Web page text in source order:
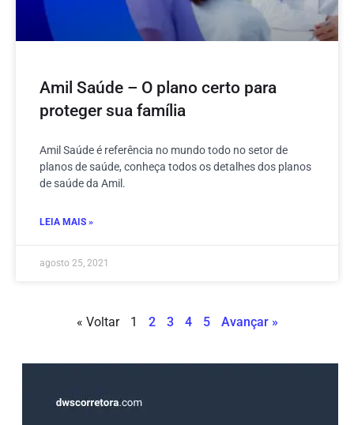
Amil Saúde – O plano certo para
proteger sua família
Amil Saúde é referência no mundo todo no setor de
planos de saúde, conheça todos os detalhes dos planos
de saúde da Amil.
LEIA MAIS »
agosto 25, 2021
« Voltar 1 2 3 4 5 Avançar »